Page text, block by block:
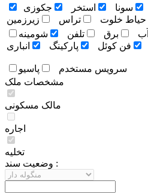
سونا استخر
جکوزی
حياط خلوت تراس
زيرزمين
آب
برق تلفن شومينه
فن کوئل پارکينگ انباری
سرويس مستخدم
پاسيو
مشخصات ملک
مالک مسکونی
اجاره
تخلیه
وضعيت سند :